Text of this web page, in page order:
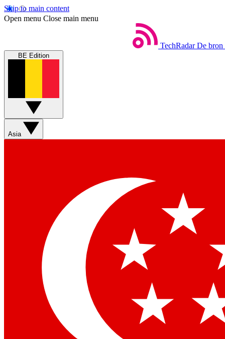
Skip to main content
Open menu Close main menu
TechRadar De bron
BE Edition
Asia